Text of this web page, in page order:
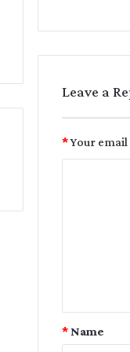
Leave a
Your
*
Name
*